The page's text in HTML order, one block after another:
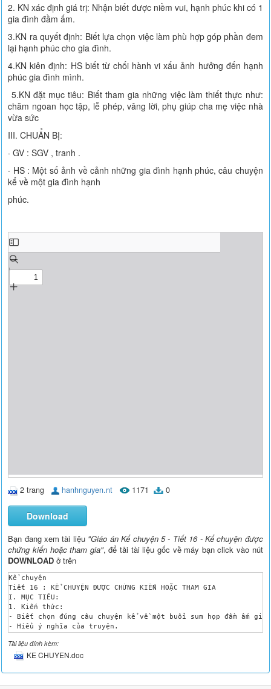
2. KN xác định giá trị: Nhận biết được niềm vui, hạnh phúc khi có 1
gia đình đầm ấm.
3.KN ra quyết định: Biết lựa chọn việc làm phù hợp góp phần đem
lại hạnh phúc cho gia đình.
4.KN kiên định: HS biết từ chối hành vi xấu ảnh hưởng đến hạnh
phúc gia đình mình.
5.KN đặt mục tiêu: Biết tham gia những việc làm thiết thực như:
chăm ngoan học tập, lễ phép, vâng lời, phụ giúp cha mẹ việc nhà
vừa sức
III. CHUẨN BỊ:
· GV : SGV , tranh .
· HS : Một số ảnh về cảnh những gia đình hạnh phúc, câu chuyện
kể về một gia đình hạnh
phúc.
2 trang hanhnguyen.nt 1171 0
Download
Bạn đang xem tài liệu "Giáo án Kể chuyện 5 - Tiết 16 - Kể chuyện được
chứng kiến hoặc tham gia", để tải tài liệu gốc về máy bạn click vào nút
DOWNLOAD ở trên
Kể chuyện
Tiết 16 : KỂ CHUYỆN ĐƯỢC CHỨNG KIẾN HOẶC THAM GIA
I. MỤC TIÊU:
1. Kiến thức:
- Biết chọn đúng câu chuyện kể về một buổi sum họp đầm ấm
- Hiểu ý nghĩa của truyện.
2. Kĩ năng: HS kể được rõ ràng tự nhiên một câu chuyện có
3. Thái độ: Giáo dục HS có ý thức đem lại hạnh phúc cho
* Nội dung tích hợp : HCM, KNS (Khai thác nội dung gián tiếp)
1. KN giao tiếp tự nhận thức: HS hiểu được gia đình có 1
2. KN xác định giá trị: Nhận biết được niềm vui, hạnh phúc
Tài liệu đính kèm:
KE CHUYEN.doc